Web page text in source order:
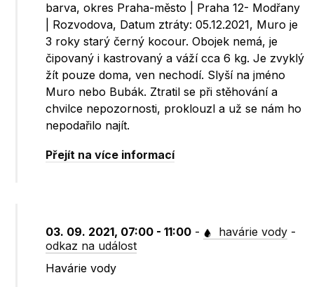
barva, okres Praha-město | Praha 12- Modřany
| Rozvodova, Datum ztráty: 05.12.2021, Muro je
3 roky starý černý kocour. Obojek nemá, je
čipovaný i kastrovaný a váží cca 6 kg. Je zvyklý
žít pouze doma, ven nechodí. Slyší na jméno
Muro nebo Bubák. Ztratil se při stěhování a
chvilce nepozornosti, proklouzl a už se nám ho
nepodařilo najít.
Přejít na více informací
03. 09. 2021, 07:00 - 11:00 - havárie vody -
odkaz na událost
Havárie vody